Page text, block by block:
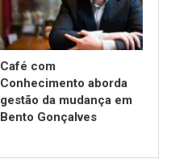
Café com
Conhecimento aborda
gestão da mudança em
Bento Gonçalves